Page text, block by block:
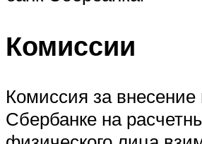
Комиссии
Комиссия за
Сбербанке на